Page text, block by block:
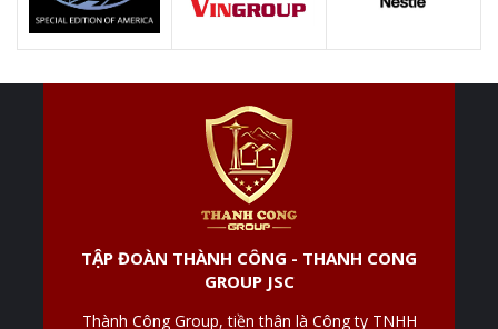
TẬP ĐOÀN THÀNH CÔNG - THANH CONG
GROUP JSC
Thành Công Group, tiền thân là Công ty TNHH